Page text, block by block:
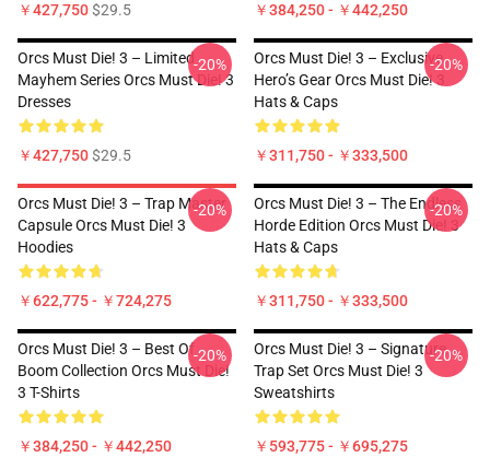
￥427,750$29.5 ￥384,250 - ￥442,250
Orcs Must Die! 3 – Limited
Mayhem Series Orcs Must Die! 3
Dresses
￥427,750$29.5
-20%
Orcs Must Die! 3 – Exclusive
Hero’s Gear Orcs Must Die! 3
Hats & Caps
￥311,750 - ￥333,500
-20%
Orcs Must Die! 3 – Trap Master
Capsule Orcs Must Die! 3
Hoodies
￥622,775 - ￥724,275
-20%
Orcs Must Die! 3 – The Endless
Horde Edition Orcs Must Die! 3
Hats & Caps
￥311,750 - ￥333,500
-20%
Orcs Must Die! 3 – Best Of
Boom Collection Orcs Must Die!
3 T-Shirts
￥384,250 - ￥442,250
-20%
Orcs Must Die! 3 – Signature
Trap Set Orcs Must Die! 3
Sweatshirts
￥593,775 - ￥695,275
-20%